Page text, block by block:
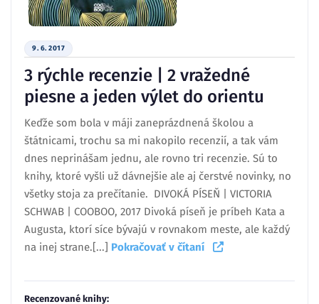
9. 6. 2017
3 rýchle recenzie | 2 vražedné
piesne a jeden výlet do orientu
Keďže som bola v máji zaneprázdnená školou a
štátnicami, trochu sa mi nakopilo recenzií, a tak vám
dnes neprinášam jednu, ale rovno tri recenzie. Sú to
knihy, ktoré vyšli už dávnejšie ale aj čerstvé novinky, no
všetky stoja za prečítanie. DIVOKÁ PÍSEŇ | VICTORIA
SCHWAB | COOBOO, 2017 Divoká píseň je príbeh Kata a
Augusta, ktorí síce bývajú v rovnakom meste, ale každý
na inej strane.[...] Pokračovať v čítaní
Recenzované knihy: